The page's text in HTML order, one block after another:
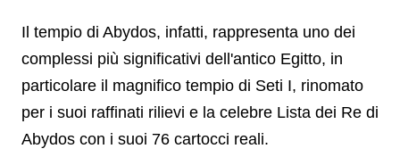
Il tempio di Abydos, infatti, rappresenta uno dei
complessi più significativi dell'antico Egitto, in
particolare il magnifico tempio di Seti I, rinomato
per i suoi raffinati rilievi e la celebre Lista dei Re di
Abydos con i suoi 76 cartocci reali.